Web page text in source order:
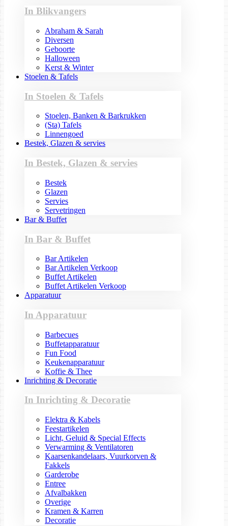
In Blikvangers
Abraham & Sarah
Diversen
Geboorte
Halloween
Kerst & Winter
Stoelen & Tafels
In Stoelen & Tafels
Stoelen, Banken & Barkrukken
(Sta) Tafels
Linnengoed
Bestek, Glazen & servies
In Bestek, Glazen & servies
Bestek
Glazen
Servies
Servetringen
Bar & Buffet
In Bar & Buffet
Bar Artikelen
Bar Artikelen Verkoop
Buffet Artikelen
Buffet Artikelen Verkoop
Apparatuur
In Apparatuur
Barbecues
Buffetapparatuur
Fun Food
Keukenapparatuur
Koffie & Thee
Inrichting & Decoratie
In Inrichting & Decoratie
Elektra & Kabels
Feestartikelen
Licht, Geluid & Special Effects
Verwarming & Ventilatoren
Kaarsenkandelaars, Vuurkorven &
Fakkels
Garderobe
Entree
Afvalbakken
Overige
Kramen & Karren
Decoratie